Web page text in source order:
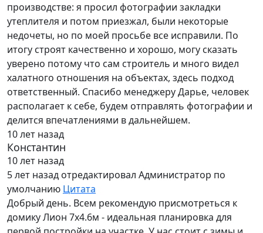
производстве: я просил фотографии закладки
утеплителя и потом приезжал, были некоторые
недочеты, но по моей просьбе все исправили. По
итогу строят качественно и хорошо, могу сказать
уверено потому что сам строитель и много видел
халатного отношения на объектах, здесь подход
ответственный. Спасибо менеджеру Дарье, человек
располагает к себе, будем отправлять фотографии и
делится впечатлениями в дальнейшем.
10 лет назад
Константин
10 лет назад
5 лет назад отредактировал Администратор по
умолчанию Цитата
Добрый день. Всем рекомендую присмотреться к
домику Лион 7х4.6м - идеальная планировка для